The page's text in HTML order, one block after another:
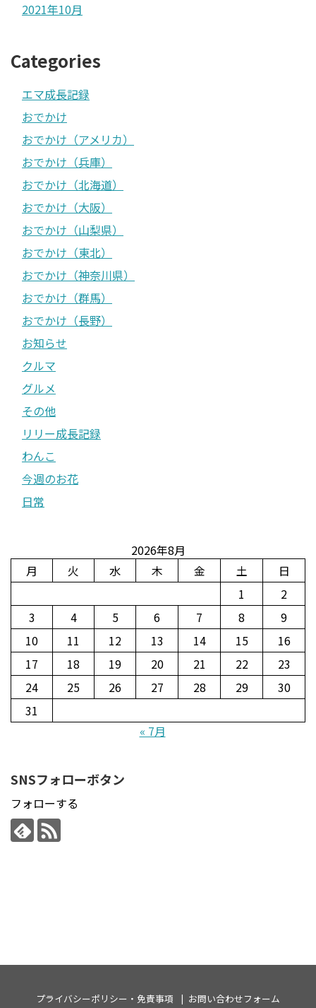
2021年10月
Categories
エマ成長記録
おでかけ
おでかけ（アメリカ）
おでかけ（兵庫）
おでかけ（北海道）
おでかけ（大阪）
おでかけ（山梨県）
おでかけ（東北）
おでかけ（神奈川県）
おでかけ（群馬）
おでかけ（長野）
お知らせ
クルマ
グルメ
その他
リリー成長記録
わんこ
今週のお花
日常
2026年8月
月
火 水 木 金 土
日
1
2
3
4 5 6 7 8
9
10
11 12 13 14 15
16
17
18 19 20 21 22
23
24
25 26 27 28 29
30
31
« 7月
SNSフォローボタン
フォローする
プライバシーポリシー・免責事項 お問い合わせフォーム